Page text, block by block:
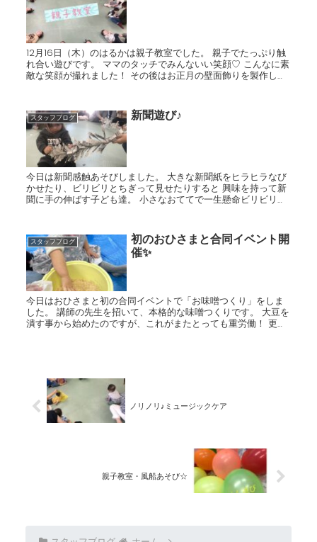
12月16日（木）のはるかは親子教室でした。 親子でたっぷり触
れ合い遊びです。 ママのタッチでみんないい笑顔♡ こんなに素
敵な笑顔が撮れました！ その後はお正月の壁面飾りを製作しま
スタッフブログ 新聞遊び♪
今日は新聞感触あそびしました。 大きな新聞紙をヒラヒラなび
かせたり、ビリビリとちぎって見せたりすると 興味を持って新
聞に手の伸ばす子ども達。 小さなおててで一生懸命ビリビリと
スタッフブログ
初のおひさまと合同イベント開
催✨
今日はおひさまと初の合同イベントで「お味噌つくり」をしま
した。 講師の先生を招いて、本格的な味噌つくりです。 大豆を
潰す事から始めたのですが、これがまたとっても重労働！ 更に
ノリノリ♪ミュージックケア
親子教室・風船あそび☆